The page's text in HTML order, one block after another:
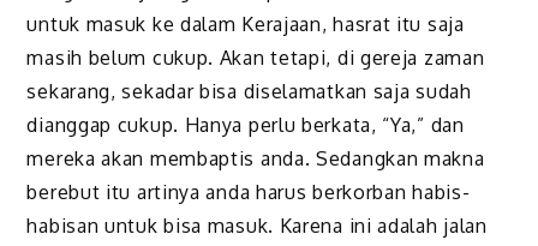
untuk masuk ke dalam Kerajaan, hasrat itu saja
masih belum cukup. Akan tetapi, di gereja zaman
sekarang, sekadar bisa diselamatkan saja sudah
dianggap cukup. Hanya perlu berkata, “Ya,” dan
mereka akan membaptis anda. Sedangkan makna
berebut itu artinya anda harus berkorban habis-
habisan untuk bisa masuk. Karena ini adalah jalan